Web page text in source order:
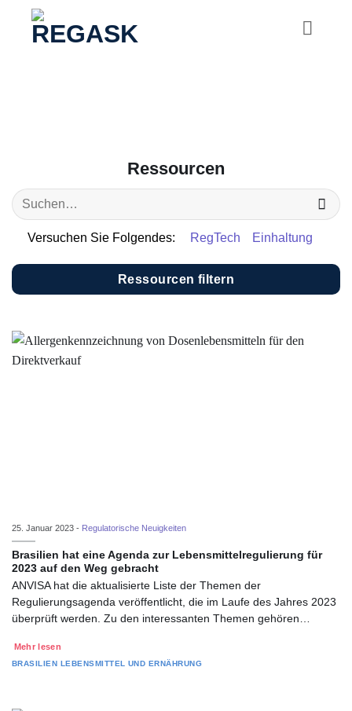
Ressourcen
Versuchen Sie Folgendes: RegTech Einhaltung
Ressourcen filtern
25. Januar 2023 - Regulatorische Neuigkeiten
Brasilien hat eine Agenda zur Lebensmittelregulierung für
2023 auf den Weg gebracht
ANVISA hat die aktualisierte Liste der Themen der
Regulierungsagenda veröffentlicht, die im Laufe des Jahres 2023
überprüft werden. Zu den interessanten Themen gehören…
Mehr lesen
BRASILIEN LEBENSMITTEL UND ERNÄHRUNG